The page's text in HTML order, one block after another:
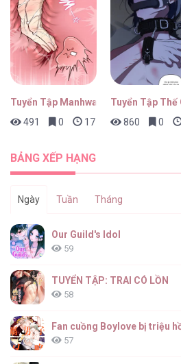
Tuyển Tập Manhwa Ngắn Bạo Dăm
491
0 17 giờ trước
Tuyển Tập Thế
860
0
BẢNG XẾP HẠNG
Ngày Tuần Tháng
Our Guild's Idol
59
TUYỂN TẬP: TRAI CÓ LỒN
58
Fan cuồng Boylove bị triệu
57